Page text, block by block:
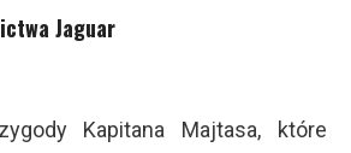
Jaguar
Kapitana Majtasa, które